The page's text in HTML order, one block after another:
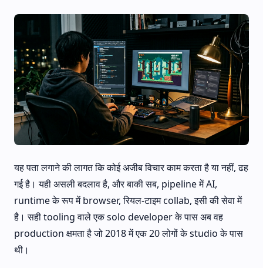
यह पता लगाने की लागत कि कोई अजीब विचार काम करता है या नहीं, ढह
गई है। यही असली बदलाव है, और बाकी सब, pipeline में AI,
runtime के रूप में browser, रियल-टाइम collab, इसी की सेवा में
है। सही tooling वाले एक solo developer के पास अब वह
production क्षमता है जो 2018 में एक 20 लोगों के studio के पास
थी।